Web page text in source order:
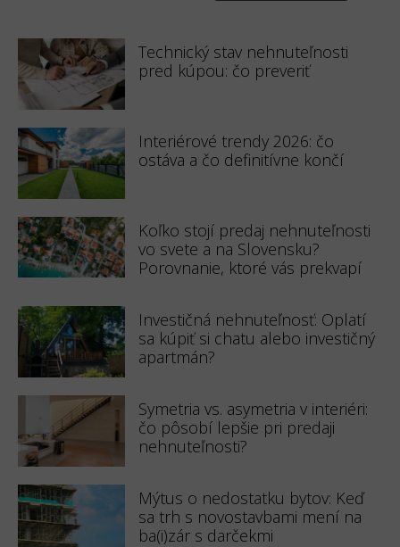
Technický stav nehnuteľnosti
pred kúpou: čo preveriť
Interiérové trendy 2026: čo
ostáva a čo definitívne končí
Koľko stojí predaj nehnuteľnosti
vo svete a na Slovensku?
Porovnanie, ktoré vás prekvapí
Investičná nehnuteľnosť: Oplatí
sa kúpiť si chatu alebo investičný
apartmán?
Symetria vs. asymetria v interiéri:
čo pôsobí lepšie pri predaji
nehnuteľnosti?
Mýtus o nedostatku bytov: Keď
sa trh s novostavbami mení na
ba(i)zár s darčekmi